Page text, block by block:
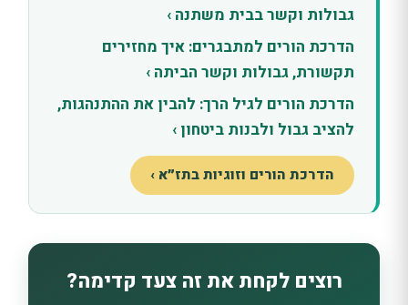
גבולות וקשר בבית משתנה ›
הדרכת הורים למתבגרים: איך מחזירים
תקשורת, גבולות וקשר הביתה ›
הדרכת הורים לגיל הרך: להבין את ההתנהגות,
להציב גבול ולבנות ביטחון ›
הדרכת הורים וזוגיות בתז״א ›
רוצים לקחת את זה צעד קדימה?